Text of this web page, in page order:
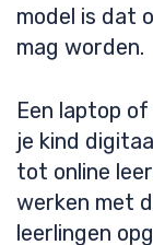
model is dat
mag worden.
Een laptop
je kind
tot online
werken met
leerlingen